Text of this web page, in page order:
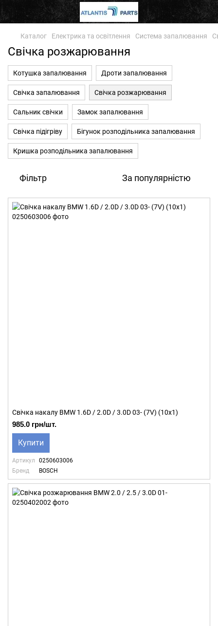
Каталог Електрика та освітлення Система запалювання
Свічка розжарювання
Котушка запалювання Дроти запалювання
Свічка запалювання Свічка розжарювання
Сальник свічки Замок запалювання
Свічка підігріву Бігунок розподільника запалювання
Кришка розподільника запалювання
Фільтр За популярністю
Свічка накалу BMW 1.6D / 2.0D / 3.0D 03- (7V) (10x1)
985.0 грн/шт.
Купити
Артикул
0250603006
Бренд
BOSCH